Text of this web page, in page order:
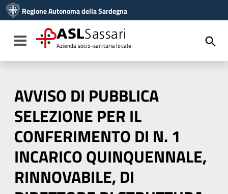
Vai al menu di navigazione
Vai al footer
Regione Autonoma della Sardegna
Toggle navigation
ASLSassari
Azienda socio-sanitaria locale
AVVISO DI PUBBLICA
SELEZIONE PER IL
CONFERIMENTO DI N. 1
INCARICO QUINQUENNALE,
RINNOVABILE, DI